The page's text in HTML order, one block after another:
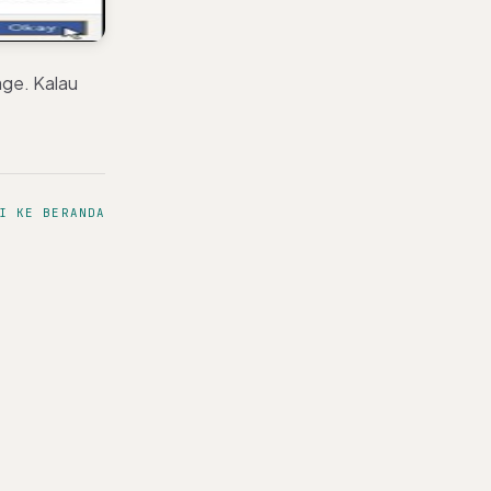
Kalau
KE BERANDA